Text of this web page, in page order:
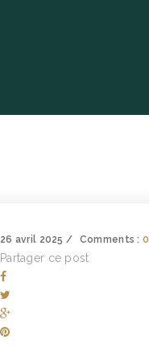
26 avril 2025 Comments :0
Partager ce post